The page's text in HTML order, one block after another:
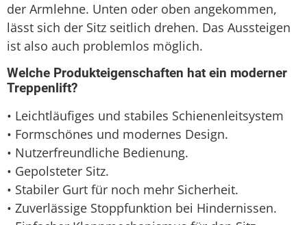
der Armlehne. Unten oder oben angekommen,
lässt sich der Sitz seitlich drehen. Das Aussteigen
ist also auch problemlos möglich.
Welche Produkteigenschaften hat ein moderner
Treppenlift?
• Leichtläufiges und stabiles Schienenleitsystem
• Formschönes und modernes Design.
• Nutzerfreundliche Bedienung.
• Gepolsteter Sitz.
• Stabiler Gurt für noch mehr Sicherheit.
• Zuverlässige Stoppfunktion bei Hindernissen.